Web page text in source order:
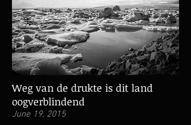
Weg van de drukte is dit land
oogverblindend
June 19, 2015